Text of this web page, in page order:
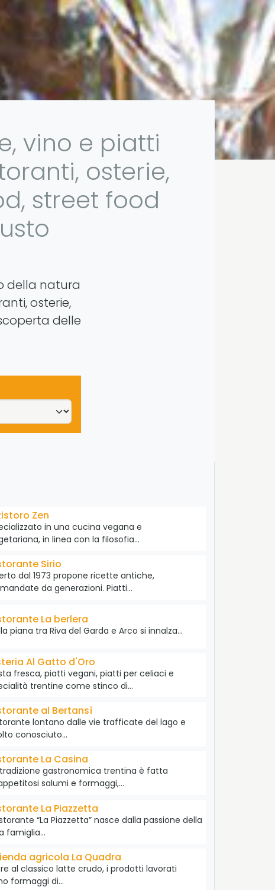
vino e piatti
osterie,
street food
della natura
osterie,
delle
Zen
in una cucina vegana e
in linea con la filosofia…
Sirio
dal 1973 propone ricette antiche,
da generazioni. Piatti…
La berlera
piana tra Riva del Garda e Arco si innalza…
Al Gatto d'Oro
fresca, piatti vegani, piatti per celiaci e
trentine come stinco di…
al Bertansì
lontano dalle vie trafficate del lago e
conosciuto…
La Casina
gastronomica trentina è fatta
salumi e formaggi,…
La Piazzetta
“La Piazzetta” nasce dalla passione della
famiglia…
agricola La Quadra
al classico latte crudo, i prodotti lavorati
formaggi di…